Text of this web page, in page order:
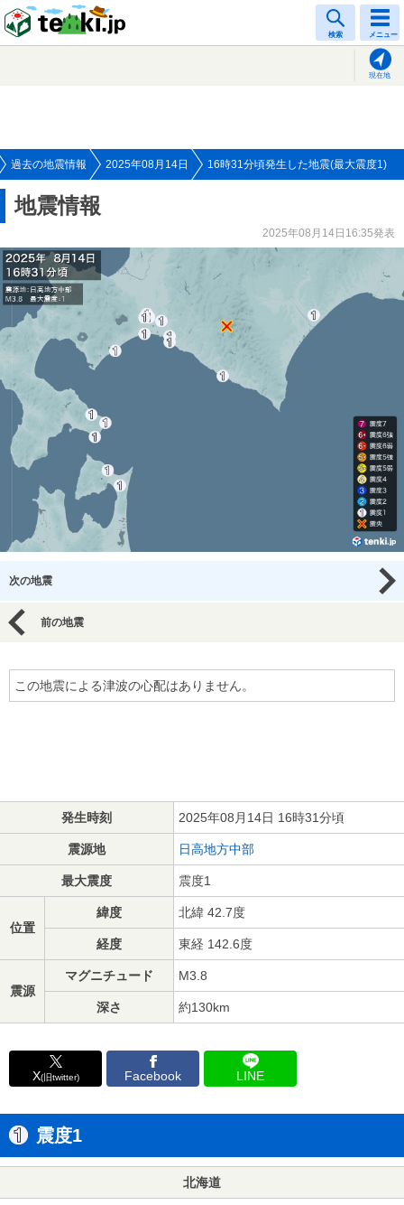
検索 メニュー
現在地
過去の地震情報 2025年08月14日 16時31分頃発生した地震(最大震度1)
地震情報
2025年08月14日16:35発表
次の地震
前の地震
この地震による津波の心配はありません。
発生時刻 2025年08月14日 16時31分頃
震源地 日高地方中部
最大震度 震度1
位置
緯度 北緯 42.7度
経度 東経 142.6度
震源
マグニチュード M3.8
深さ 約130km
X(旧twitter) Facebook LINE
震度1
北海道